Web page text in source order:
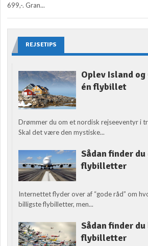
699,-. Gran...
REJSETIPS
Oplev Island
én flybillet
Drømmer du om et nordisk rejseeventyr i
Skal det være den mystiske...
Sådan finder
flybilletter
Internettet flyder over af “gode råd” om
billigste flybilletter, men...
Sådan finder
flybilletter